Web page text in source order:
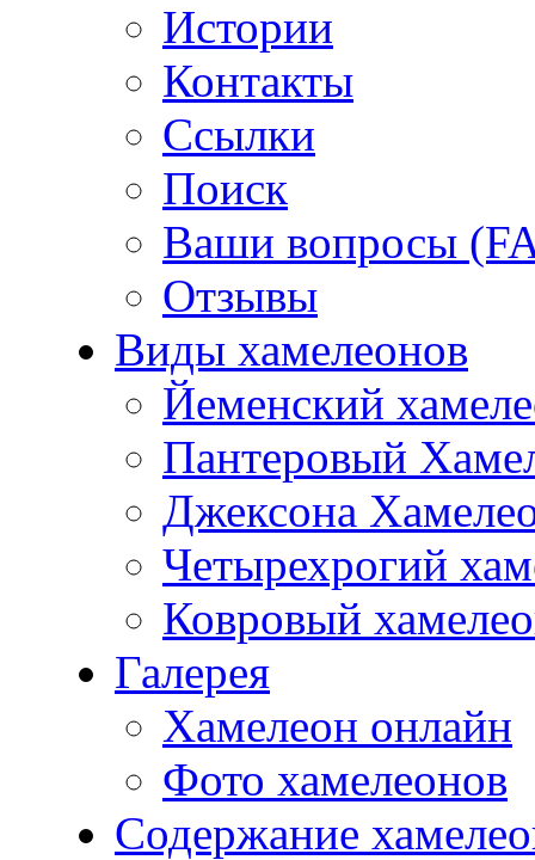
Истории
Контакты
Ссылки
Поиск
Ваши вопросы
Отзывы
Виды хамелеонов
Йеменский
Пантеровый
Джексона
Четырехрогий
Ковровый
Галерея
Хамелеон онлайн
Фото хамелеонов
Содержание